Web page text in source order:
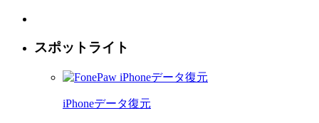
スポットライト
iPhoneデータ復元